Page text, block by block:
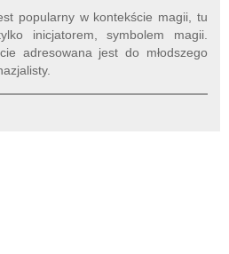
popularny w kontekście magii, tu
inicjatorem, symbolem magii.
adresowana jest do młodszego